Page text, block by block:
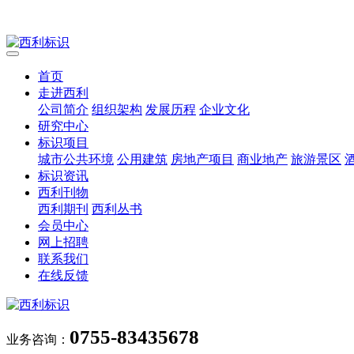
首页
走进西利
公司简介 组织架构 发展历程 企业文化
研究中心
标识项目
城市公共环境 公用建筑 房地产项目 商业地产 旅游景区
标识资讯
西利刊物
西利期刊 西利丛书
会员中心
网上招聘
联系我们
在线反馈
业务咨询： 0755-83435678